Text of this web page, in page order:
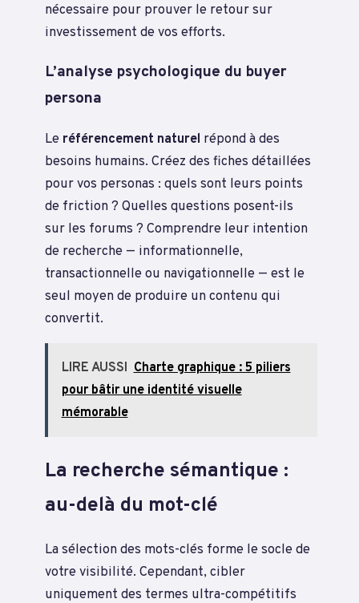
nécessaire pour prouver le retour sur
investissement de vos efforts.
L’analyse psychologique du buyer
persona
Le référencement naturel répond à des
besoins humains. Créez des fiches détaillées
pour vos personas : quels sont leurs points
de friction ? Quelles questions posent-ils
sur les forums ? Comprendre leur intention
de recherche — informationnelle,
transactionnelle ou navigationnelle — est le
seul moyen de produire un contenu qui
convertit.
LIRE AUSSI Charte graphique : 5 piliers
pour bâtir une identité visuelle
mémorable
La recherche sémantique :
au-delà du mot-clé
La sélection des mots-clés forme le socle de
votre visibilité. Cependant, cibler
uniquement des termes ultra-compétitifs